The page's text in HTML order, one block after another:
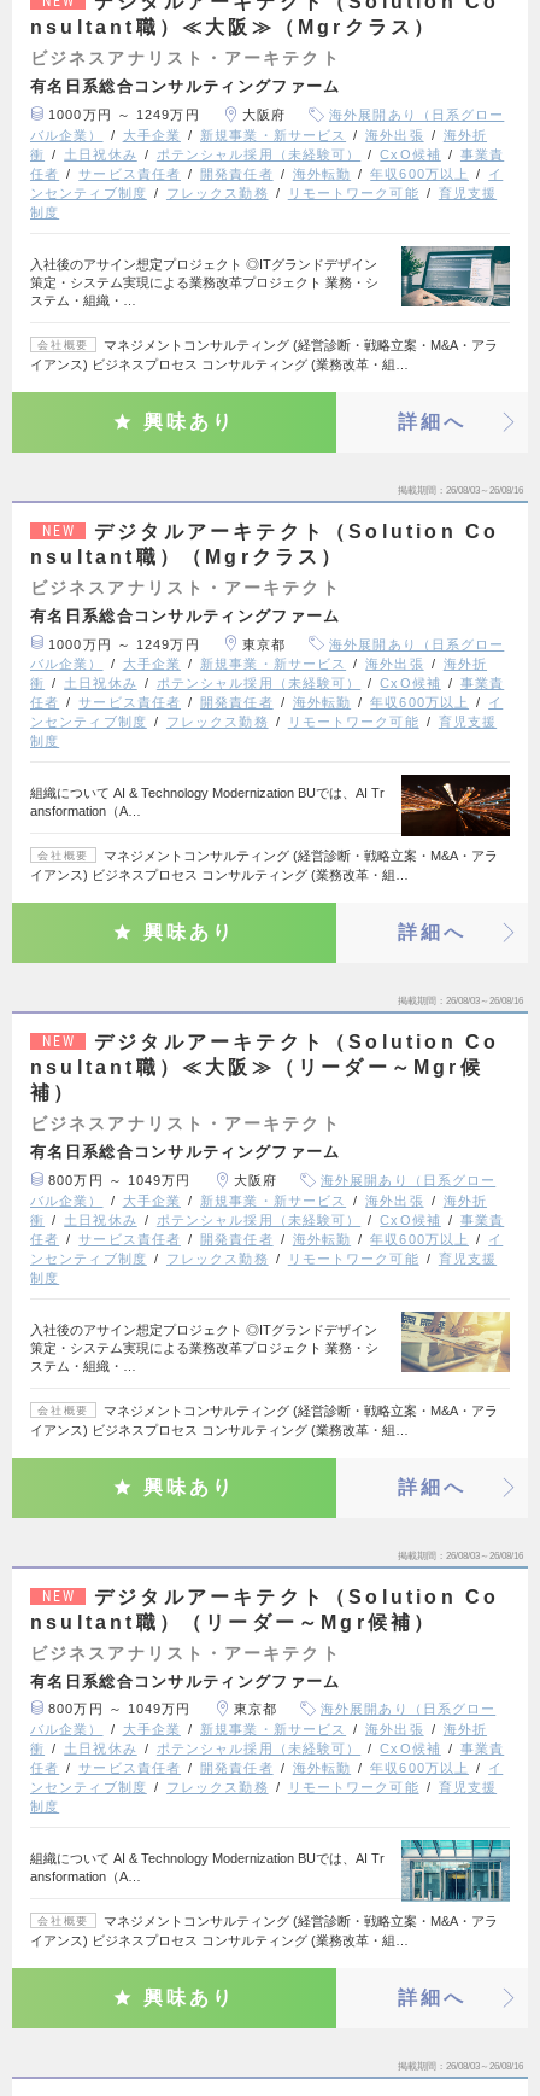
nsultant職）≪大阪≫（Mgrクラス）
ビジネスアナリスト・アーキテクト
有名日系総合コンサルティングファーム
1000万円 ～ 1249万円 大阪府
海外展開あり（日系グロー
バル企業）
大手企業 新規事業・新サービス 海外出張
海外折
衝
土日祝休み ポテンシャル採用（未経験可） CxO候補
事業責
任者
サービス責任者 開発責任者 海外転勤 年収600万以上
イ
ンセンティブ制度
フレックス勤務 リモートワーク可能
育児支援
制度
入社後のアサイン想定プロジェクト ◎ITグランドデザイン
策定・システム実現による業務改革プロジェクト 業務・シ
ステム・組織・…
会社概要
マネジメントコンサルティング (経営診断・戦略立案・M&A・アラ
イアンス) ビジネスプロセス コンサルティング (業務改革・組…
興味あり 詳細へ
掲載期間 26/08/03～26/08/16
NEW
デジタルアーキテクト（Solution Co
nsultant職）（Mgrクラス）
ビジネスアナリスト・アーキテクト
有名日系総合コンサルティングファーム
1000万円 ～ 1249万円 東京都
海外展開あり（日系グロー
バル企業）
大手企業 新規事業・新サービス 海外出張
海外折
衝
土日祝休み ポテンシャル採用（未経験可） CxO候補
事業責
任者
サービス責任者 開発責任者 海外転勤 年収600万以上
イ
ンセンティブ制度
フレックス勤務 リモートワーク可能
育児支援
制度
組織について AI & Technology Modernization BUでは、AI Tr
ansformation（A…
会社概要
マネジメントコンサルティング (経営診断・戦略立案・M&A・アラ
イアンス) ビジネスプロセス コンサルティング (業務改革・組…
興味あり 詳細へ
掲載期間 26/08/03～26/08/16
NEW
デジタルアーキテクト（Solution Co
nsultant職）≪大阪≫（リーダー～Mgr候
補）
ビジネスアナリスト・アーキテクト
有名日系総合コンサルティングファーム
800万円 ～ 1049万円 大阪府
海外展開あり（日系グロー
バル企業）
大手企業 新規事業・新サービス 海外出張
海外折
衝
土日祝休み ポテンシャル採用（未経験可） CxO候補
事業責
任者
サービス責任者 開発責任者 海外転勤 年収600万以上
イ
ンセンティブ制度
フレックス勤務 リモートワーク可能
育児支援
制度
入社後のアサイン想定プロジェクト ◎ITグランドデザイン
策定・システム実現による業務改革プロジェクト 業務・シ
ステム・組織・…
会社概要
マネジメントコンサルティング (経営診断・戦略立案・M&A・アラ
イアンス) ビジネスプロセス コンサルティング (業務改革・組…
興味あり 詳細へ
掲載期間 26/08/03～26/08/16
NEW
デジタルアーキテクト（Solution Co
nsultant職）（リーダー～Mgr候補）
ビジネスアナリスト・アーキテクト
有名日系総合コンサルティングファーム
800万円 ～ 1049万円 東京都
海外展開あり（日系グロー
バル企業）
大手企業 新規事業・新サービス 海外出張
海外折
衝
土日祝休み ポテンシャル採用（未経験可） CxO候補
事業責
任者
サービス責任者 開発責任者 海外転勤 年収600万以上
イ
ンセンティブ制度
フレックス勤務 リモートワーク可能
育児支援
制度
組織について AI & Technology Modernization BUでは、AI Tr
ansformation（A…
会社概要
マネジメントコンサルティング (経営診断・戦略立案・M&A・アラ
イアンス) ビジネスプロセス コンサルティング (業務改革・組…
興味あり 詳細へ
掲載期間 26/08/03～26/08/16